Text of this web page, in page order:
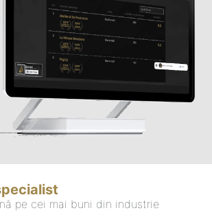
pe cei mai buni din industrie